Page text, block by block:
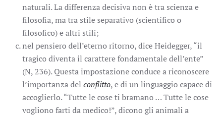
naturali. La differenza decisiva non è tra scienza e
filosofia, ma tra stile separativo (scientifico o
filosofico) e altri stili;
nel pensiero dell’eterno ritorno, dice Heidegger, “il
tragico diventa il carattere fondamentale dell’ente”
(N, 236). Questa impostazione conduce a riconoscere
l’importanza del conflitto, e di un linguaggio capace di
accoglierlo. “Tutte le cose ti bramano … Tutte le cose
vogliono farti da medico!”, dicono gli animali a